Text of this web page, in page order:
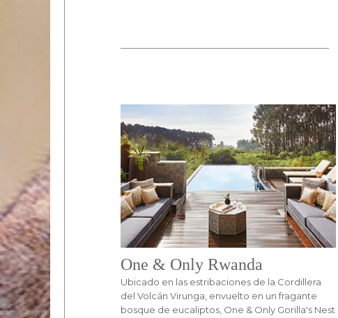
One & Only Rwanda
Ubicado en las estribaciones de la Cordillera
del Volcán Virunga, envuelto en un fragante
bosque de eucaliptos, One & Only Gorilla's Nest